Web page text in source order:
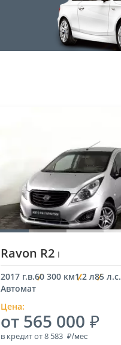
Ravon R2 I
2017 г.в.60 300 км1.2 л85 л.с.
Автомат
Цена:
от 565 000
в кредитот 8 583